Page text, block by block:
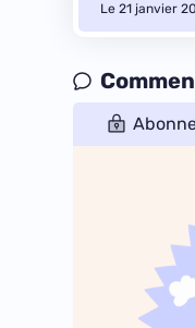
Le 21 janvier